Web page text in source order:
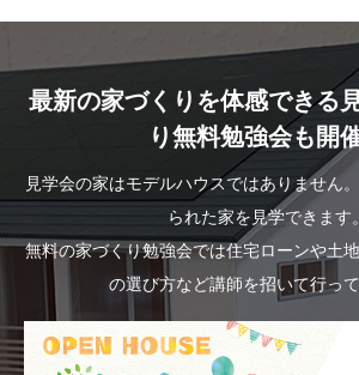
最新の家づくりを体感できる
り無料勉強会も開
見学会の家はモデルハウスではありません
られた家を見学できます。
無料の家づくり勉強会では住宅ローンや土
の選び方など講師を招いて行って